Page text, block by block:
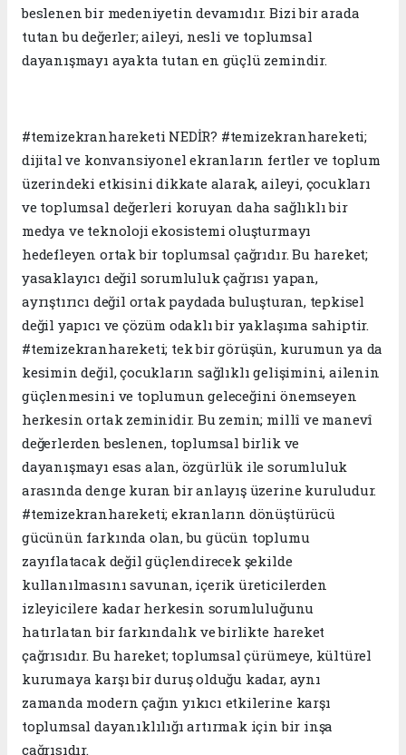
beslenen bir medeniyetin devamıdır. Bizi bir arada
tutan bu değerler; aileyi, nesli ve toplumsal
dayanışmayı ayakta tutan en güçlü zemindir.
#temizekranhareketi NEDİR? #temizekranhareketi;
dijital ve konvansiyonel ekranların fertler ve toplum
üzerindeki etkisini dikkate alarak, aileyi, çocukları
ve toplumsal değerleri koruyan daha sağlıklı bir
medya ve teknoloji ekosistemi oluşturmayı
hedefleyen ortak bir toplumsal çağrıdır. Bu hareket;
yasaklayıcı değil sorumluluk çağrısı yapan,
ayrıştırıcı değil ortak paydada buluşturan, tepkisel
değil yapıcı ve çözüm odaklı bir yaklaşıma sahiptir.
#temizekranhareketi; tek bir görüşün, kurumun ya da
kesimin değil, çocukların sağlıklı gelişimini, ailenin
güçlenmesini ve toplumun geleceğini önemseyen
herkesin ortak zeminidir. Bu zemin; millî ve manevî
değerlerden beslenen, toplumsal birlik ve
dayanışmayı esas alan, özgürlük ile sorumluluk
arasında denge kuran bir anlayış üzerine kuruludur.
#temizekranhareketi; ekranların dönüştürücü
gücünün farkında olan, bu gücün toplumu
zayıflatacak değil güçlendirecek şekilde
kullanılmasını savunan, içerik üreticilerden
izleyicilere kadar herkesin sorumluluğunu
hatırlatan bir farkındalık ve birlikte hareket
çağrısıdır. Bu hareket; toplumsal çürümeye, kültürel
kurumaya karşı bir duruş olduğu kadar, aynı
zamanda modern çağın yıkıcı etkilerine karşı
toplumsal dayanıklılığı artırmak için bir inşa
çağrısıdır.